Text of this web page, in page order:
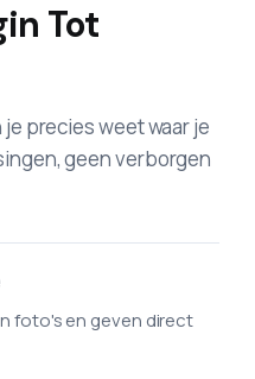
Tot
precies weet waar je
geen verborgen
foto's en geven direct